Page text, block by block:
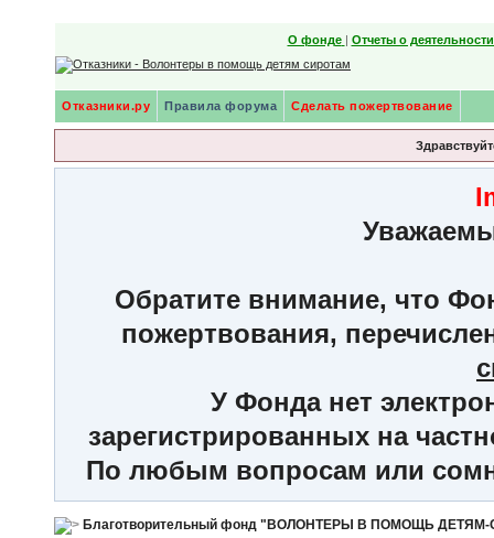
О фонде | Отчеты о
Отказники.ру Правила форума Сделать пожертвование
Обратите внимание, что
пожертвования,
У Фонда нет
зарегистрированных на
По любым вопросам или
Благотворительный фонд "ВОЛОНТЕРЫ В ПОМОЩЬ